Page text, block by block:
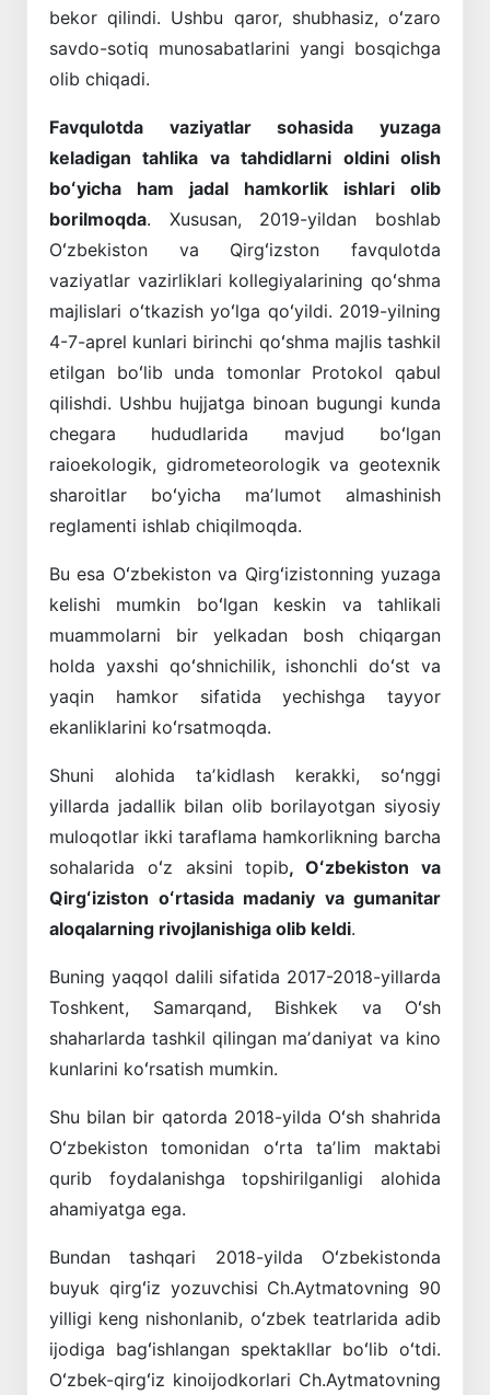
bekor qilindi. Ushbu qaror, shubhasiz, oʻzaro
savdo-sotiq munosabatlarini yangi bosqichga
olib chiqadi.
Favqulotda vaziyatlar sohasida yuzaga
keladigan tahlika va tahdidlarni oldini olish
boʻyicha ham jadal hamkorlik ishlari olib
borilmoqda. Xususan, 2019-yildan boshlab
Oʻzbekiston va Qirgʻizston favqulotda
vaziyatlar vazirliklari kollegiyalarining qoʻshma
majlislari oʻtkazish yoʻlga qoʻyildi. 2019-yilning
4-7-aprel kunlari birinchi qoʻshma majlis tashkil
etilgan boʻlib unda tomonlar Protokol qabul
qilishdi. Ushbu hujjatga binoan bugungi kunda
chegara hududlarida mavjud boʻlgan
raioekologik, gidrometeorologik va geotexnik
sharoitlar boʻyicha maʼlumot almashinish
reglamenti ishlab chiqilmoqda.
Bu esa Oʻzbekiston va Qirgʻizistonning yuzaga
kelishi mumkin boʻlgan keskin va tahlikali
muammolarni bir yelkadan bosh chiqargan
holda yaxshi qoʻshnichilik, ishonchli doʻst va
yaqin hamkor sifatida yechishga tayyor
ekanliklarini koʻrsatmoqda.
Shuni alohida taʼkidlash kerakki, soʻnggi
yillarda jadallik bilan olib borilayotgan siyosiy
muloqotlar ikki taraflama hamkorlikning barcha
sohalarida oʻz aksini topib, Oʻzbekiston va
Qirgʻiziston oʻrtasida madaniy va gumanitar
aloqalarning rivojlanishiga olib keldi.
Buning yaqqol dalili sifatida 2017-2018-yillarda
Toshkent, Samarqand, Bishkek va Oʻsh
shaharlarda tashkil qilingan maʼdaniyat va kino
kunlarini koʻrsatish mumkin.
Shu bilan bir qatorda 2018-yilda Oʻsh shahrida
Oʻzbekiston tomonidan oʻrta taʼlim maktabi
qurib foydalanishga topshirilganligi alohida
ahamiyatga ega.
Bundan tashqari 2018-yilda Oʻzbekistonda
buyuk qirgʻiz yozuvchisi Ch.Aytmatovning 90
yilligi keng nishonlanib, oʻzbek teatrlarida adib
ijodiga bagʻishlangan spektakllar boʻlib oʻtdi.
Oʻzbek-qirgʻiz kinoijodkorlari Ch.Aytmatovning